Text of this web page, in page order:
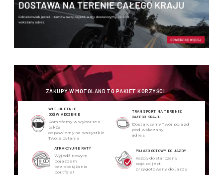
ZAKUPY W MOTOLAND TO PAKIET KORZYŚCI
WIELOLETNIE
DOŚWIADCZENIE
Pomożemy w wyborze a
także
odpowiemy na wszystkie
Twoje pytania
TRANSPORT NA TERENIE
CAŁEGO KRAJU
Dostarczymy Twój pojazd
pod wskazany
adres
ATRAKCYJNE RATY
Wyjedź nowym
pojazdem
bez obciążania
portfela!
POJAZD GOTOWY DO JAZDY
Każdy dostarczany
pojazd jest
przygotowany do jazdy